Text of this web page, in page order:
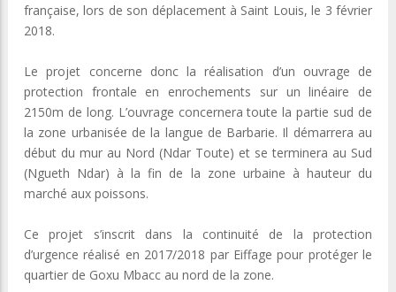
française, lors de son déplacement à Saint Louis, le 3 février
2018.
Le projet concerne donc la réalisation d’un ouvrage de
protection frontale en enrochements sur un linéaire de
2150m de long. L’ouvrage concernera toute la partie sud de
la zone urbanisée de la langue de Barbarie. Il démarrera au
début du mur au Nord (Ndar Toute) et se terminera au Sud
(Ngueth Ndar) à la fin de la zone urbaine à hauteur du
marché aux poissons.
Ce projet s’inscrit dans la continuité de la protection
d’urgence réalisé en 2017/2018 par Eiffage pour protéger le
quartier de Goxu Mbacc au nord de la zone.